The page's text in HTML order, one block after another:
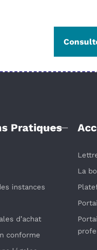
Pratiques
instances
d’achat
conforme
La